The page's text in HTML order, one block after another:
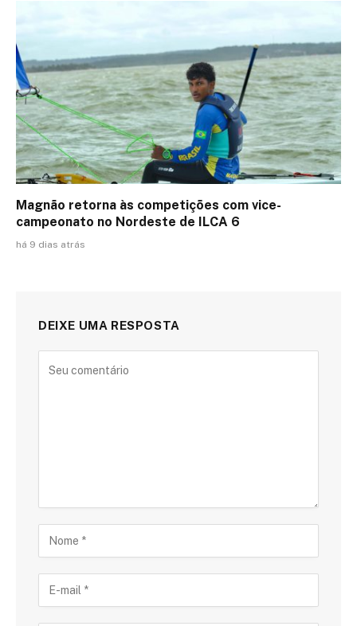
Magnão retorna às competições com vice-
campeonato no Nordeste de ILCA 6
há 9 dias atrás
DEIXE UMA RESPOSTA